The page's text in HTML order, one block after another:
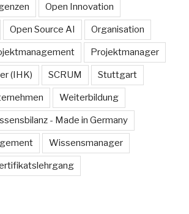
Open Innovation
Open Source AI Organisation
Projektmanager
(IHK) SCRUM Stuttgart
Weiterbildung
- Made in Germany
Wissensmanager